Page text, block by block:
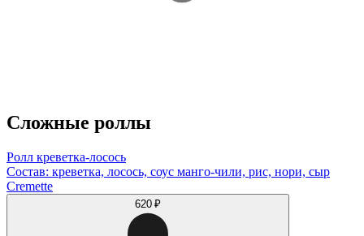
Сложные роллы
Ролл креветка-лосось
Состав: креветка, лосось, соус манго-чили, рис, нори, сыр
Cremette
620 ₽